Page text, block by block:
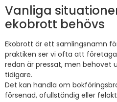
Vanliga
ekobrott behövs
Ekobrott är ett samlingsnamn
praktiken ser vi ofta att
redan är pressat, men behovet
tidigare.
Det kan handla om
försenad, ofullständig eller